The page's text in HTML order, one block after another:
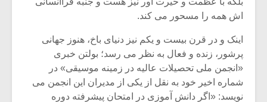
اش همه را مسحور مى کند.
اینک و در قرن بیست و یکم نیز دنیاى باخ، هنوز جهانى
پرشور، زنده و فعال به نظر مى رسد؛ بولتن خبرى
«انجمن ملى تحصیلات عالیه در زمینه موسیقى» در
شماره اخیر خود به نقل از یکى از مدیران این انجمن مى
نویسد: «اگر دانش آموزى در امتحان پیشرفته دوره
یادداشتی بر موسیقی
متن فیلم «متری
اگر نمی توانی
مشهورترین باشی،
بدنام ترین باش
دوره